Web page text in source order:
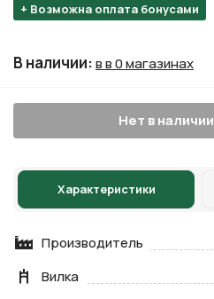
+ Возможна оплата бонусами
В наличии:в в 0 магазинах
Нет в наличии
Характеристики
Производитель
Вилка